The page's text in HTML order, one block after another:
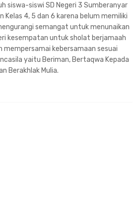
siswa-siswi SD Negeri 3 Sumberanyar
Kelas 4, 5 dan 6 karena belum memiliki
semangat untuk menunaikan
kesempatan untuk sholat berjamaah
mempersamai kebersamaan sesuai
yaitu Beriman, Bertaqwa Kepada
Berakhlak Mulia.